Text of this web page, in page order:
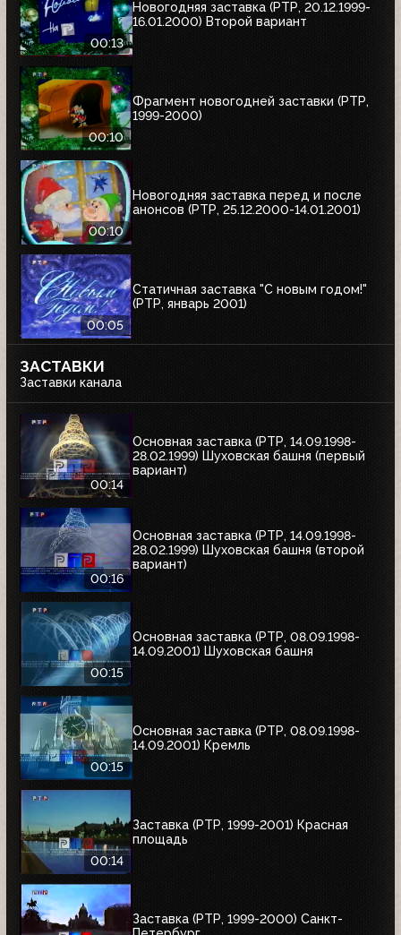
00:13
Новогодняя заставка (РТР, 20.12.1999-
16.01.2000) Второй вариант
00:10
Фрагмент новогодней заставки (РТР,
1999-2000)
00:10
Новогодняя заставка перед и после
анонсов (РТР, 25.12.2000-14.01.2001)
00:05
Статичная заставка "С новым годом!"
(РТР, январь 2001)
ЗАСТАВКИ
Заставки канала
00:14
Основная заставка (РТР, 14.09.1998-
28.02.1999) Шуховская башня (первый
вариант)
00:16
Основная заставка (РТР, 14.09.1998-
28.02.1999) Шуховская башня (второй
вариант)
00:15
Основная заставка (РТР, 08.09.1998-
14.09.2001) Шуховская башня
00:15
Основная заставка (РТР, 08.09.1998-
14.09.2001) Кремль
00:14
Заставка (РТР, 1999-2001) Красная
площадь
Заставка (РТР, 1999-2000) Санкт-